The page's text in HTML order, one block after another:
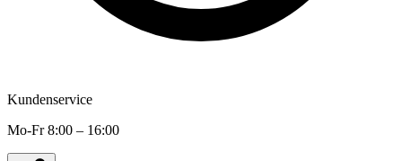
Kundenservice
Mo-Fr 8:00 – 16:00